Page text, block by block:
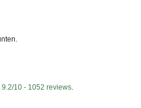
9.2/10 - 1052 reviews.